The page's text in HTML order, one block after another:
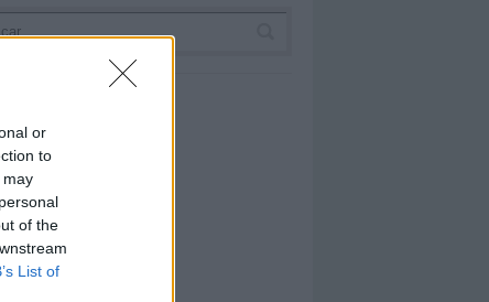
or
to
may
of the
List of